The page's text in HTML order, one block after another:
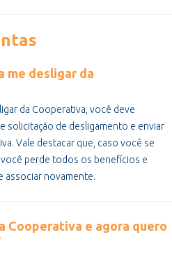
me desligar da
da Cooperativa, você deve
solicitação de desligamento e enviar
Vale destacar que, caso você se
perde todos os benefícios e
associar novamente.
Cooperativa e agora quero